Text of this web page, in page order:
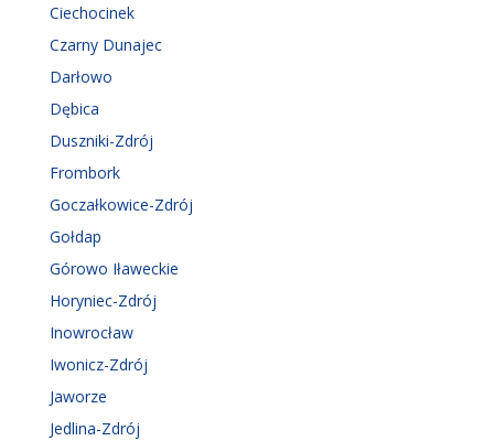
Ciechocinek
Czarny Dunajec
Darłowo
Dębica
Duszniki-Zdrój
Frombork
Goczałkowice-Zdrój
Gołdap
Górowo Iławeckie
Horyniec-Zdrój
Inowrocław
Iwonicz-Zdrój
Jaworze
Jedlina-Zdrój